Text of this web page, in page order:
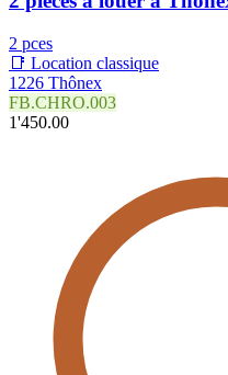
2 pces
📑 Location classique
1226 Thônex
FB.CHRO.003
1'450.00